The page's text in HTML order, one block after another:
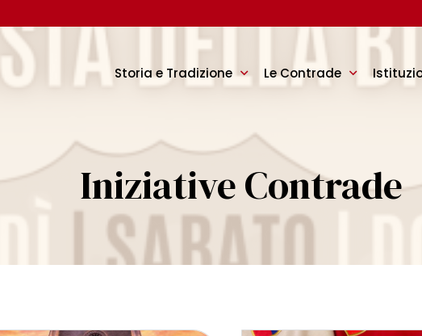
Storia e Tradizione Le Contrade
Iniziative Contrade